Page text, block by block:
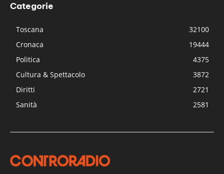
Categorie
Toscana
32100
Cronaca
19444
Politica
4375
Cultura & Spettacolo
3872
Diritti
2721
Sanità
2581